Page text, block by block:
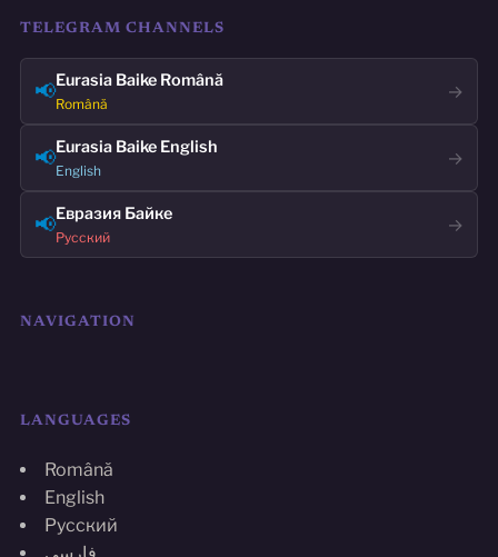
TELEGRAM CHANNELS
📢Eurasia Baike Română
Română
→
📢Eurasia Baike English
English
→
📢Евразия Байке
Русский
→
NAVIGATION
LANGUAGES
Română
English
Русский